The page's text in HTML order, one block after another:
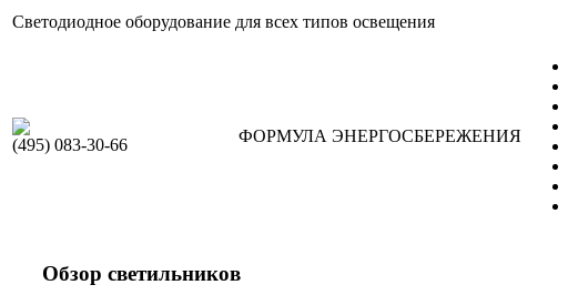
Светодиодное оборудование для всех типов освещения
(495) 083-30-66 ФОРМУЛА ЭНЕРГОСБЕРЕЖЕНИЯ
Обзор светильников